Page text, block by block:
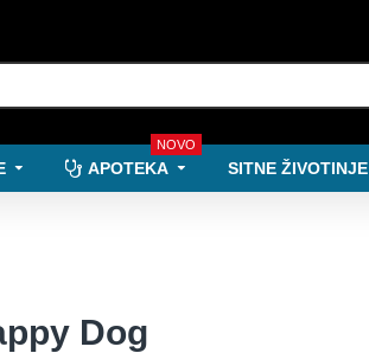
APOTEKA
NOVO
SITNE ŽIVOTINJE
Dog